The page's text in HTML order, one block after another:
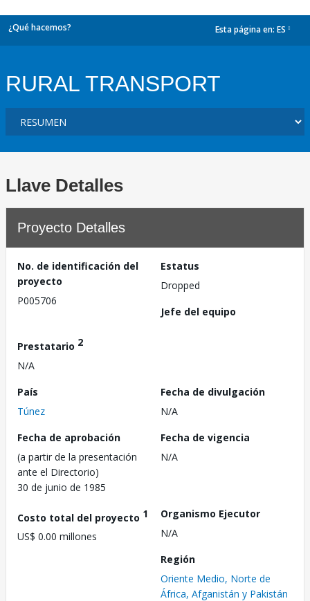
¿Qué hacemos? Esta página en: ES
RURAL TRANSPORT
Llave Detalles
Proyecto Detalles
No. de identificación del
proyecto
P005706
Estatus
Dropped
Jefe del equipo
Prestatario 2
N/A
País
Túnez
Fecha de divulgación
N/A
Fecha de aprobación
(a partir de la presentación
ante el Directorio)
30 de junio de 1985
Fecha de vigencia
N/A
Costo total del proyecto 1
US$ 0.00 millones
Organismo Ejecutor
N/A
Región
Oriente Medio, Norte de
África, Afganistán y Pakistán